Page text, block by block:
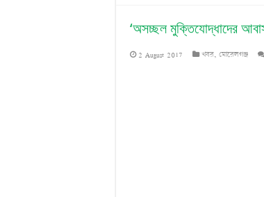
‘অসচ্ছল মুক্তিযোদ্ধাদের
2 August 2017 খবর, মোরেলগঞ্জ